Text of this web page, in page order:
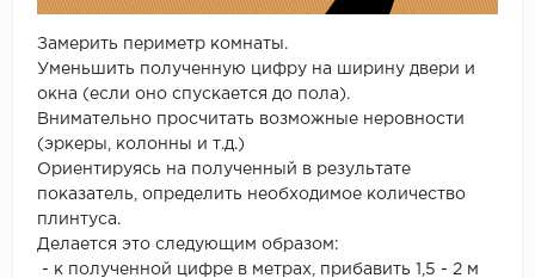
Замерить периметр комнаты.
Уменьшить полученную цифру на ширину двери и
окна (если оно спускается до пола).
Внимательно просчитать возможные неровности
(эркеры, колонны и т.д.)
Ориентируясь на полученный в результате
показатель, определить необходимое количество
плинтуса.
Делается это следующим образом:
- к полученной цифре в метрах, прибавить 1,5 - 2 м